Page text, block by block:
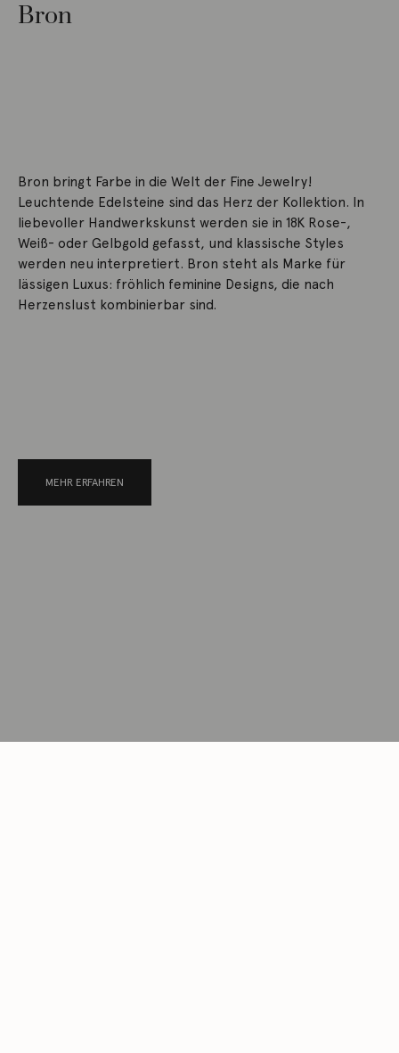
Bron
Bron bringt Farbe in die Welt der Fine Jewelry!
Leuchtende Edelsteine sind das Herz der Kollektion. In
liebevoller Handwerkskunst werden sie in 18K Rose-,
Weiß- oder Gelbgold gefasst, und klassische Styles
werden neu interpretiert. Bron steht als Marke für
lässigen Luxus: fröhlich feminine Designs, die nach
Herzenslust kombinierbar sind.
MEHR ERFAHREN